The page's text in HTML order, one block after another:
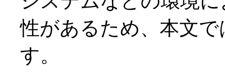
性があるため、本文
す。